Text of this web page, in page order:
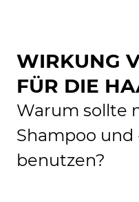
WIRKUNG
FÜR DIE
Warum sollte
Shampoo und
benutzen?